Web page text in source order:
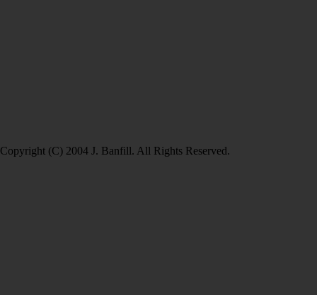
Copyright (C) 2004 J. Banfill. All Rights Reserved.